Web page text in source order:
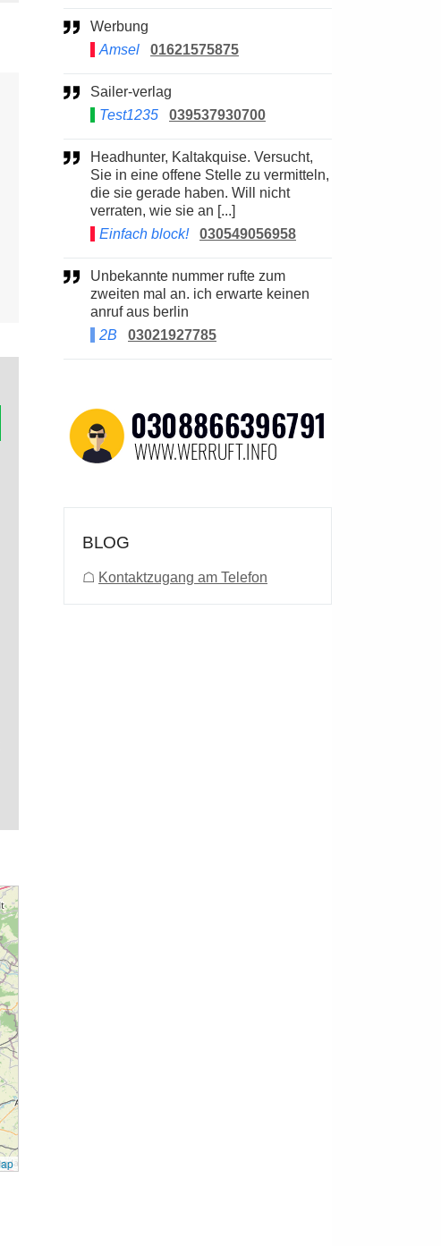
Werbung
Amsel
01621575875
Sailer-verlag
Test1235
039537930700
Headhunter, Kaltakquise. Versucht,
Sie in eine offene Stelle zu vermitteln,
die sie gerade haben. Will nicht
verraten, wie sie an [...]
Einfach block!
030549056958
Unbekannte nummer rufte zum
zweiten mal an. ich erwarte keinen
anruf aus berlin
2B
03021927785
BLOG
☖ Kontaktzugang am Telefon